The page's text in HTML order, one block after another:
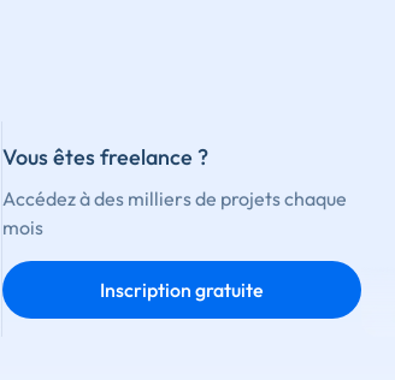
Vous êtes freelance ?
Accédez à des milliers de projets chaque
mois
Inscription gratuite